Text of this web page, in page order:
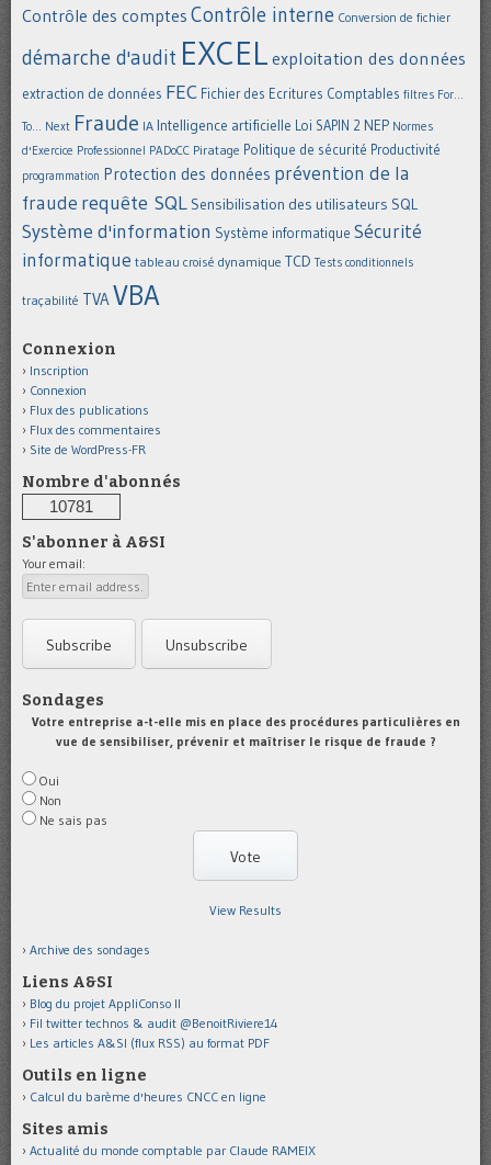
Contrôle des comptes Contrôle interne Conversion de fichier
démarche d'audit EXCEL exploitation des données
extraction de données FEC Fichier des Ecritures Comptables filtres For...
To... Next Fraude IA Intelligence artificielle Loi SAPIN 2 NEP Normes
d'Exercice Professionnel PADoCC Piratage Politique de sécurité Productivité
programmation Protection des données prévention de la
fraude requête SQL Sensibilisation des utilisateurs SQL
Système d'information Système informatique Sécurité
informatique tableau croisé dynamique TCD Tests conditionnels
traçabilité TVAVBA
Connexion
Inscription
Connexion
Flux des publications
Flux des commentaires
Site de WordPress-FR
Nombre d'abonnés
10781
S'abonner à A&SI
Your email:
Sondages
Votre entreprise a-t-elle mis en place des procédures particulières en
vue de sensibiliser, prévenir et maîtriser le risque de fraude ?
Oui
Non
Ne sais pas
View Results
Archive des sondages
Liens A&SI
Blog du projet AppliConso II
Fil twitter technos & audit @BenoitRiviere14
Les articles A&SI (flux RSS) au format PDF
Outils en ligne
Calcul du barème d'heures CNCC en ligne
Sites amis
Actualité du monde comptable par Claude RAMEIX